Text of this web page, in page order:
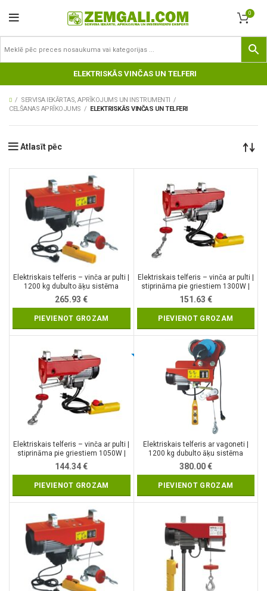
0
ELEKTRISKĀS VINČAS UN TELFERI
SERVISA IEKĀRTAS, APRĪKOJUMS UN INSTRUMENTI
CELŠANAS APRĪKOJUMS
ELEKTRISKĀS VINČAS UN TELFERI
Atlasīt pēc
Elektriskais telferis – vinča ar pulti |
1200 kg dubulto āķu sistēma
265.93€
PIEVIENOT GROZAM
Elektriskais telferis – vinča ar pulti |
stiprināma pie griestiem 1300W |
400/800KG (H10800)
151.63 €
PIEVIENOT GROZAM
Elektriskais telferis – vinča ar pulti |
stiprināma pie griestiem 1050W |
250/500KG (H10500)
144.34€
PIEVIENOT GROZAM
Elektriskais telferis ar vagoneti |
1200 kg dubulto āķu sistēma
380.00€
PIEVIENOT GROZAM